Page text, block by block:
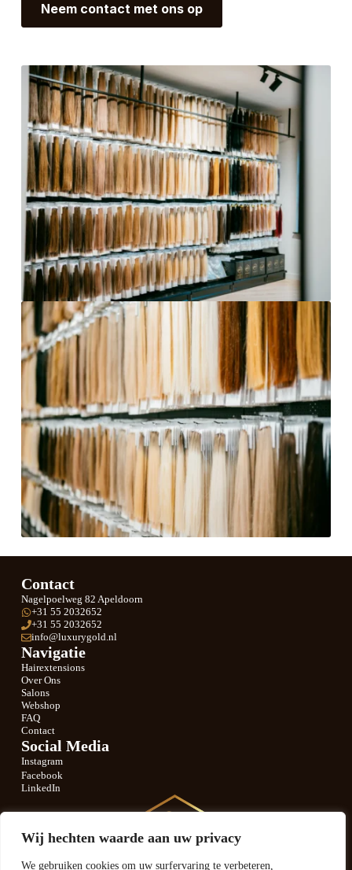
Wij hechten waarde aan uw privacy
We gebruiken cookies om uw surfervaring te verbeteren,
Neem contact met ons op
Contact
Nagelpoelweg 82 Apeldoorn
+31 55 2032652
+31 55 2032652
info@luxurygold.nl
Navigatie
Hairextensions
Over Ons
Salons
Webshop
FAQ
Contact
Social Media
Instagram
Facebook
LinkedIn